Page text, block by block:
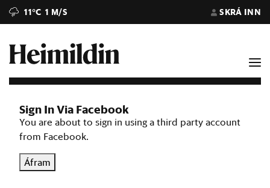
11°C 1 M/S SKRÁ INN
Sign In Via Facebook
You are about to sign in using a third party account
from Facebook.
Áfram